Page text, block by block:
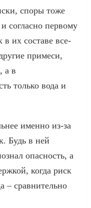
споры тоже
согласно первому
в их составе все-
примеси,
а в
только вода и
именно из-за
Будь в ней
опасность, а
когда риск
– сравнительно